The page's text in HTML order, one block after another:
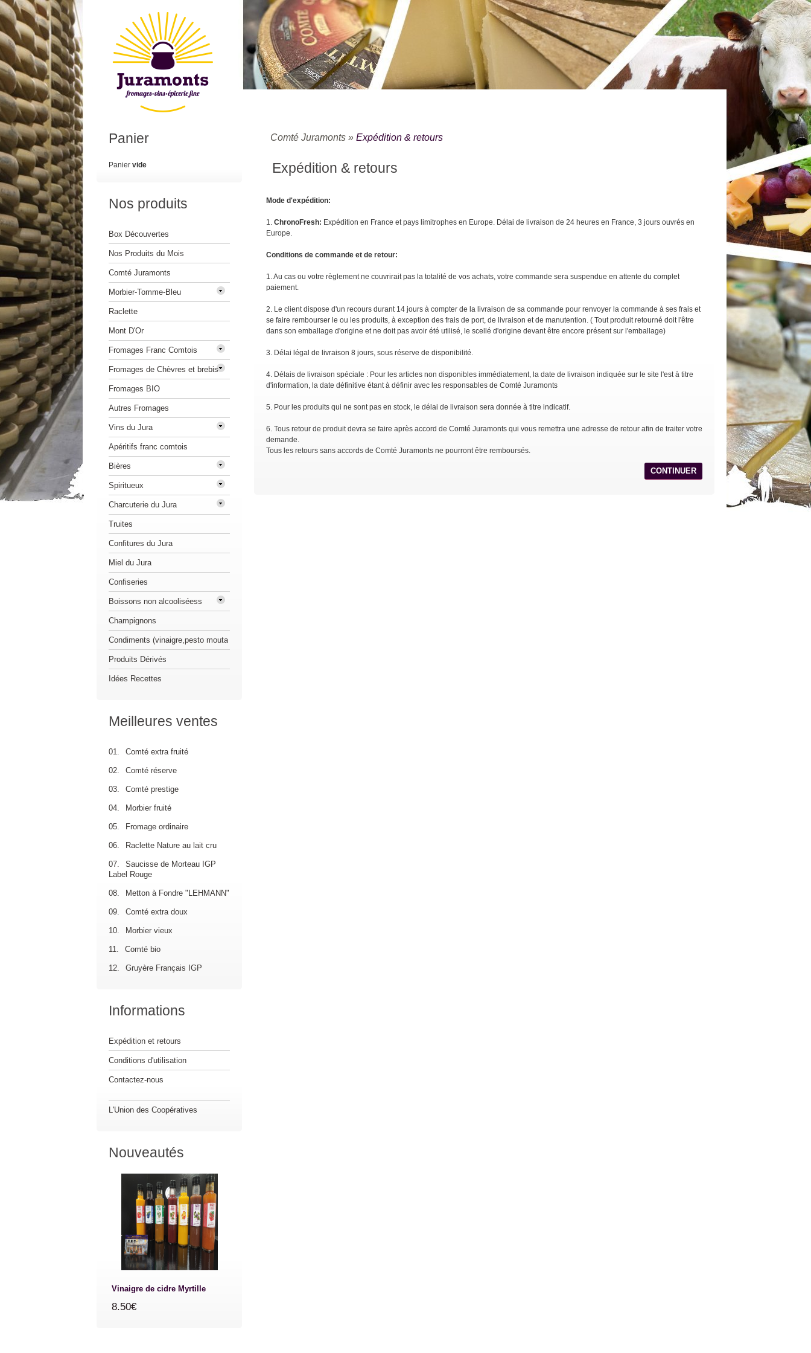
Comté Juramonts » Expédition & retours
Expédition & retours
Mode d'expédition:
1. ChronoFresh: Expédition en France et pays limitrophes en Europe. Délai de livraison de 24 heures en France, 3 jours ouvrés en
Europe.
Conditions de commande et de retour:
1. Au cas ou votre règlement ne couvrirait pas la totalité de vos achats, votre commande sera suspendue en attente du complet
paiement.
2. Le client dispose d'un recours durant 14 jours à compter de la livraison de sa commande pour renvoyer la commande à ses frais et
se faire rembourser le ou les produits, à exception des frais de port, de livraison et de manutention. ( Tout produit retourné doit l'être
dans son emballage d'origine et ne doit pas avoir été utilisé, le scellé d'origine devant être encore présent sur l'emballage)
3. Délai légal de livraison 8 jours, sous réserve de disponibilité.
4. Délais de livraison spéciale : Pour les articles non disponibles immédiatement, la date de livraison indiquée sur le site l'est à titre
d'information, la date définitive étant à définir avec les responsables de Comté Juramonts
5. Pour les produits qui ne sont pas en stock, le délai de livraison sera donnée à titre indicatif.
6. Tous retour de produit devra se faire après accord de Comté Juramonts qui vous remettra une adresse de retour afin de traiter votre
demande.
Tous les retours sans accords de Comté Juramonts ne pourront être remboursés.
CONTINUER
Panier
Panier vide
Nos produits
Box Découvertes
Nos Produits du Mois
Comté Juramonts
Morbier-Tomme-Bleu
Raclette
Mont D'Or
Fromages Franc Comtois
Fromages de Chèvres et brebis
Fromages BIO
Autres Fromages
Vins du Jura
Apéritifs franc comtois
Bières
Spiritueux
Charcuterie du Jura
Truites
Confitures du Jura
Miel du Jura
Confiseries
Boissons non alcooliséess
Champignons
Condiments (vinaigre,pesto mouta
Produits Dérivés
Idées Recettes
Meilleures ventes
01. Comté extra fruité
02. Comté réserve
03. Comté prestige
04. Morbier fruité
05. Fromage ordinaire
06. Raclette Nature au lait cru
07.
Saucisse de Morteau IGP
Label Rouge
08. Metton à Fondre "LEHMANN"
09. Comté extra doux
10. Morbier vieux
11. Comté bio
12. Gruyère Français IGP
Informations
Expédition et retours
Conditions d'utilisation
Contactez-nous
L'Union des Coopératives
Nouveautés
Vinaigre de cidre Myrtille
8.50€